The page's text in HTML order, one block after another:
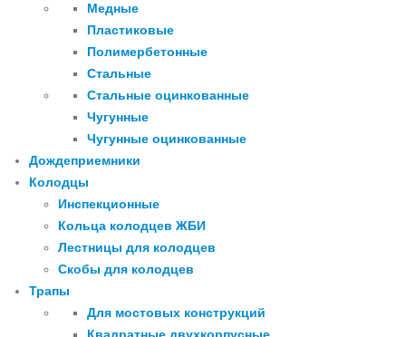
Медные
Пластиковые
Полимербетонные
Стальные
Стальные оцинкованные
Чугунные
Чугунные оцинкованные
Дождеприемники
Колодцы
Инспекционные
Кольца колодцев ЖБИ
Лестницы для колодцев
Скобы для колодцев
Трапы
Для мостовых конструкций